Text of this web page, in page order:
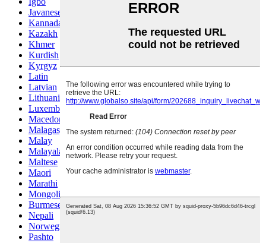
Javanese
Kannada
Kazakh
Khmer
Kurdish
Kyrgyz
Latin
Latvian
Lithuanian
Luxembou..
Macedonian
Malagasy
Malay
Malayalam
Maltese
Maori
Marathi
Mongolian
Burmese
Nepali
Norwegian
Pashto